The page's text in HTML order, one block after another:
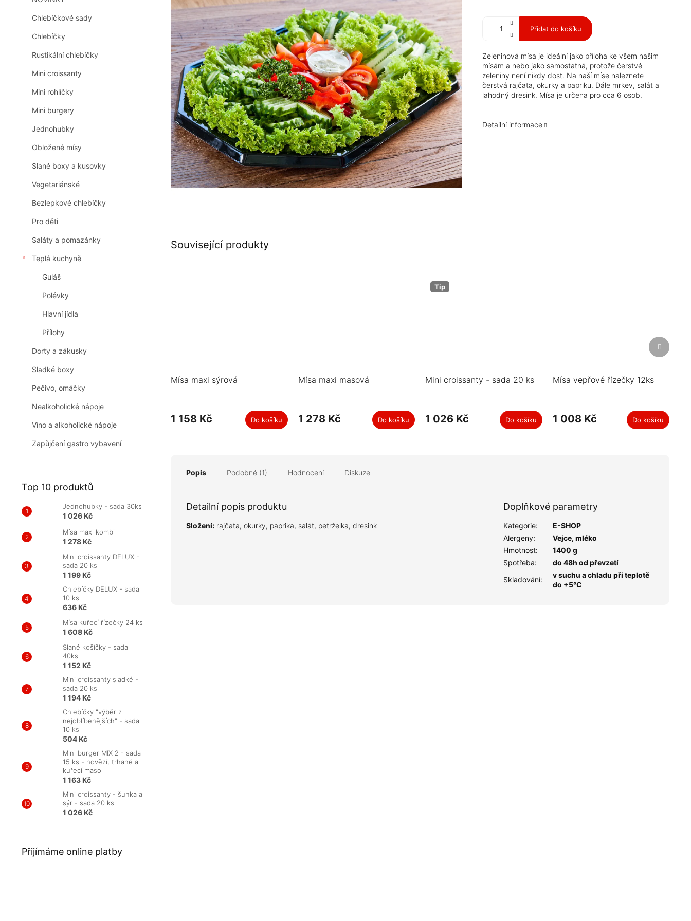
Chlebíčkové sady
Chlebíčky
Rustikální chlebíčky
Mini croissanty
Mini rohlíčky
Mini burgery
Jednohubky
Obložené mísy
Slané boxy a kusovky
Vegetariánské
Bezlepkové chlebíčky
Pro děti
Saláty a pomazánky
Teplá kuchyně
Guláš
Polévky
Hlavní jídla
Přílohy
Dorty a zákusky
Sladké boxy
Pečivo, omáčky
Nealkoholické nápoje
Víno a alkoholické nápoje
Zapůjčení gastro vybavení
Top 10 produktů
Jednohubky - sada 30ks
1 026 Kč
Mísa maxi kombi
1 278 Kč
Mini croissanty DELUX -
sada 20 ks
1 199 Kč
Chlebíčky DELUX - sada
10 ks
636 Kč
Mísa kuřecí řízečky 24 ks
1 608 Kč
Slané košíčky - sada
40ks
1 152 Kč
Mini croissanty sladké -
sada 20 ks
1 194 Kč
Chlebíčky "výběr z
nejoblíbenějších" - sada
10 ks
504 Kč
Mini burger MIX 2 - sada
15 ks - hovězí, trhané a
kuřecí maso
1 163 Kč
Mini croissanty - šunka a
sýr - sada 20 ks
1 026 Kč
Přijímáme online platby
0,0
5
hvězdiček.
Přidat do košíku
Zeleninová mísa je ideální jako příloha ke všem našim
mísám a nebo jako samostatná, protože čerstvé
zeleniny není nikdy dost. Na naší míse naleznete
čerstvá rajčata, okurky a papriku. Dále mrkev, salát a
lahodný dresink. Mísa je určena pro cca 6 osob.
Detailní informace
Související produkty
Mísa maxi sýrová
1 158 Kč Do košíku
Mísa maxi masová
1 278 Kč Do košíku
Tip
Mini croissanty - sada 20 ks
1 026 Kč Do košíku
Mísa vepřové řízečky 12ks
1 008 Kč Do košíku
Další
produkt
Popis Podobné (1) Hodnocení Diskuze
Detailní popis produktu
Složení: rajčata, okurky, paprika, salát, petrželka, dresink
Doplňkové parametry
Kategorie:
E-SHOP
Alergeny:
Vejce, mléko
Hmotnost:
1400 g
Spotřeba:
do 48h od převzetí
Skladování:
v suchu a chladu při teplotě
do +5°C